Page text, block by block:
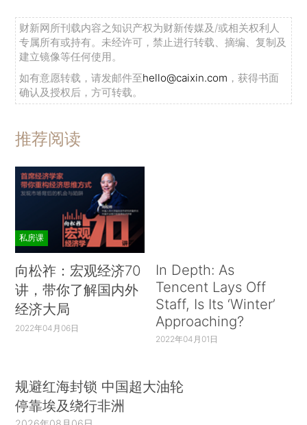
财新网所刊载内容之知识产权为财新传媒及/或相关权利人
专属所有或持有。未经许可，禁止进行转载、摘编、复制及
建立镜像等任何使用。
如有意愿转载，请发邮件至hello@caixin.com ，获得书面
确认及授权后，方可转载。
推荐阅读
私房课
向松祚：宏观经济70
讲，带你了解国内外
经济大局
2022年04月06日
In Depth: As
Tencent Lays Off
Staff, Is Its ‘Winter’
Approaching?
2022年04月01日
规避红海封锁 中国超大油轮
停靠埃及绕行非洲